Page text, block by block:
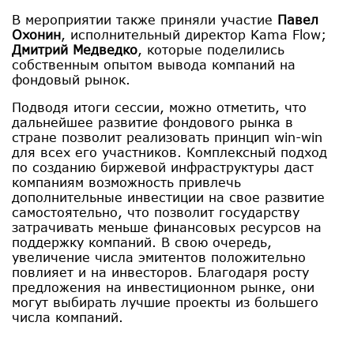
В мероприятии также приняли участие Павел
Охонин, исполнительный директор Kama Flow;
Дмитрий Медведко, которые поделились
собственным опытом вывода компаний на
фондовый рынок.
Подводя итоги сессии, можно отметить, что
дальнейшее развитие фондового рынка в
стране позволит реализовать принцип win-win
для всех его участников. Комплексный подход
по созданию биржевой инфраструктуры даст
компаниям возможность привлечь
дополнительные инвестиции на свое развитие
самостоятельно, что позволит государству
затрачивать меньше финансовых ресурсов на
поддержку компаний. В свою очередь,
увеличение числа эмитентов положительно
повлияет и на инвесторов. Благодаря росту
предложения на инвестиционном рынке, они
могут выбирать лучшие проекты из большего
числа компаний.